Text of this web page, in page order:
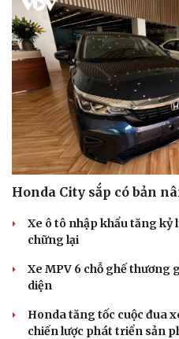
Honda City sắp có bản
Xe ô tô nhập khẩu tăng kỷ
chững lại
Xe MPV 6 chỗ ghế thương
diện
Honda tăng tốc cuộc đua
chiến lược phát triển sản